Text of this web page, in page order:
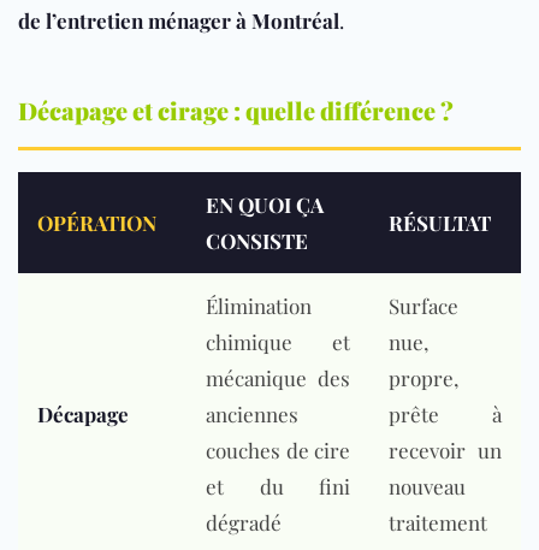
de l’entretien ménager à Montréal.
Décapage et cirage : quelle différence ?
OPÉRATION
EN QUOI ÇA
CONSISTE
RÉSULTAT
Décapage
Élimination
chimique et
mécanique des
anciennes
couches de cire
et du fini
dégradé
Surface
nue,
propre,
prête à
recevoir un
nouveau
traitement